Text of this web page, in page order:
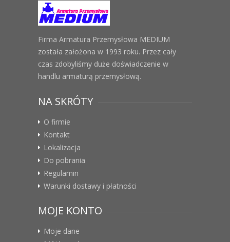
Firma Armatura Przemysłowa MEDIUM
została założona w 1993 roku. Przez cały
czas zdobyliśmy duże doświadczenie w
handlu armaturą przemysłową.
NA SKRÓTY
O firmie
Kontakt
Lokalizacja
Do pobrania
Regulamin
Warunki dostawy i płatności
MOJE KONTO
Moje dane